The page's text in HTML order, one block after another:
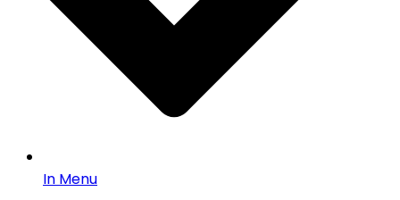
In Menu